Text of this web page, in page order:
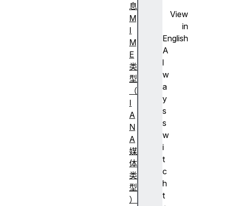
View
in
English
A
l
w
a
y
s
s
w
i
t
c
h
t
息
M
I
M
E
类
型
（
I
A
N
A
媒
体
类
型
）